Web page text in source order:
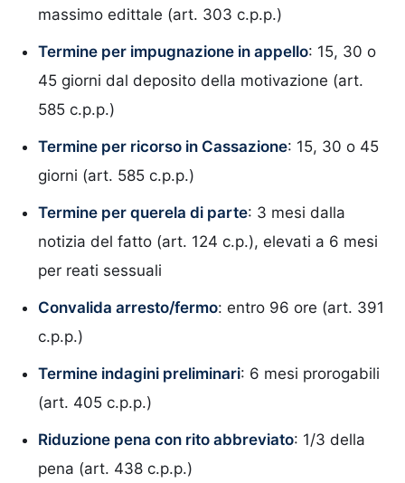
massimo edittale (art. 303 c.p.p.)
Termine per impugnazione in appello: 15, 30 o
45 giorni dal deposito della motivazione (art.
585 c.p.p.)
Termine per ricorso in Cassazione: 15, 30 o 45
giorni (art. 585 c.p.p.)
Termine per querela di parte: 3 mesi dalla
notizia del fatto (art. 124 c.p.), elevati a 6 mesi
per reati sessuali
Convalida arresto/fermo: entro 96 ore (art. 391
c.p.p.)
Termine indagini preliminari: 6 mesi prorogabili
(art. 405 c.p.p.)
Riduzione pena con rito abbreviato: 1/3 della
pena (art. 438 c.p.p.)